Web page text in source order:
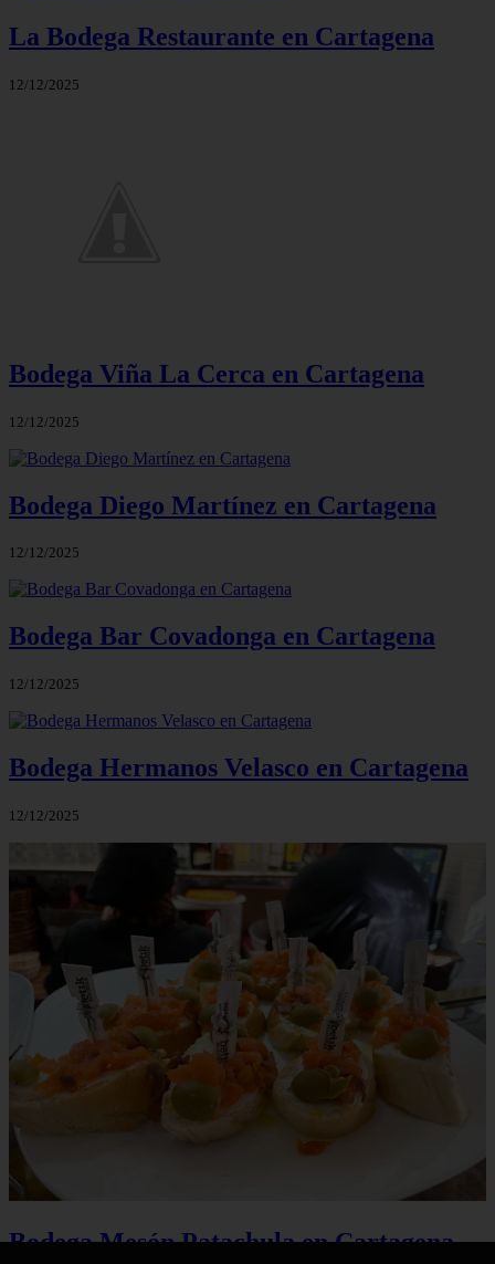
La Bodega Restaurante en Cartagena
12/12/2025
Bodega Viña La Cerca en Cartagena
12/12/2025
Bodega Diego Martínez en Cartagena
12/12/2025
Bodega Bar Covadonga en Cartagena
12/12/2025
Bodega Hermanos Velasco en Cartagena
12/12/2025
Bodega Mesón Patachula en Cartagena